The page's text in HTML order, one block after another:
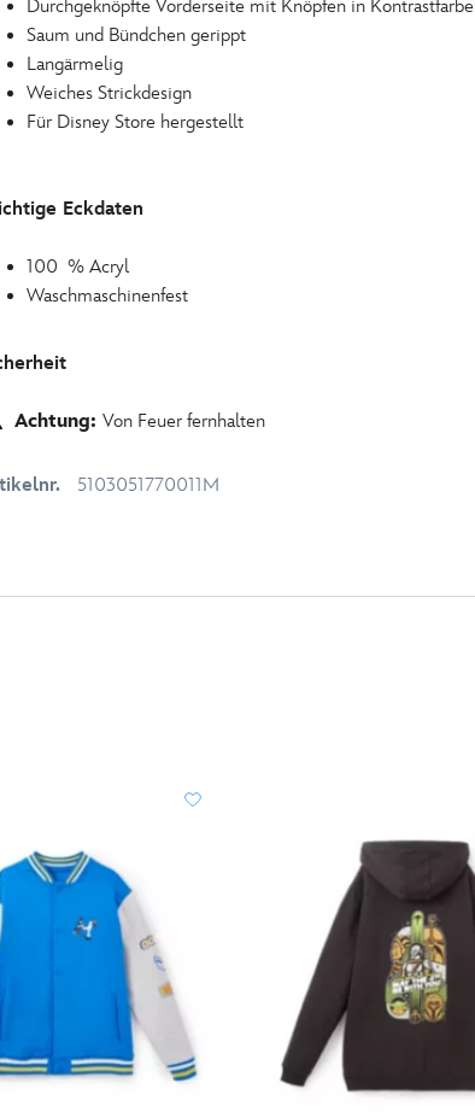
Durchgeknöpfte Vorderseite mit Knöpfen in Kontrastfarbe
Saum und Bündchen gerippt
Langärmelig
Weiches Strickdesign
Für Disney Store hergestellt
Eckdaten
100 % Acryl
Waschmaschinenfest
Achtung: Von Feuer fernhalten
5103051770011M